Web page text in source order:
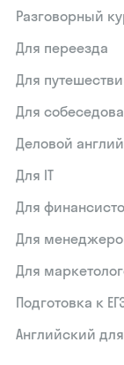
Разговорный
Для переезда
Для
Для
Деловой
Для IT
Для
Для
Для
Подготовка к
Английский